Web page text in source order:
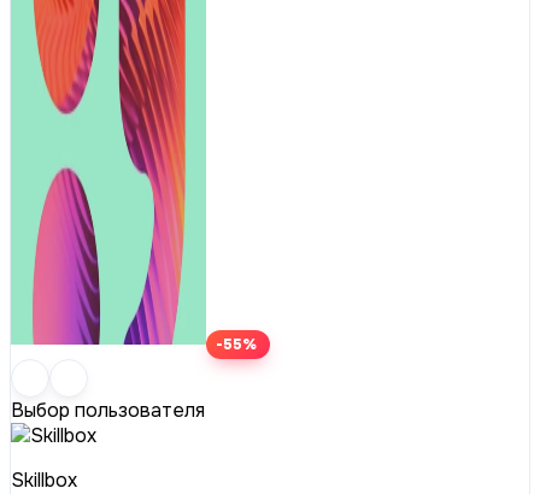
-55%
Выбор пользователя
Skillbox